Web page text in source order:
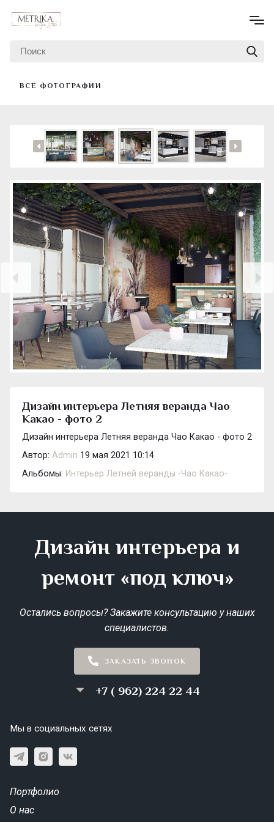
ВСЕ ФОТОГРАФИИ
Дизайн интерьера Летняя веранда Чао
Какао - фото 2
Дизайн интерьера Летняя веранда Чао Какао - фото 2
Автор: Admin 19 мая 2021 10:14
Альбомы: Интерьер Летней веранды -Чао Какао-
Дизайн интерьера и
ремонт «под ключ»
Остались вопросы? Закажите консультацию у наших
специалистов.
ЗАКАЗАТЬ ЗВОНОК
+7 ( 962) 224 22 44
Мы в социальных сетях
Портфолио
О нас